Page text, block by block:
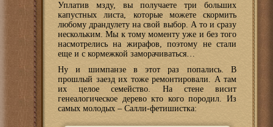
Уплатив мзду, вы получаете три больших
капустных листа, которые можете скормить
любому драндулету на свой выбор. А то и сразу
нескольким. Мы к тому моменту уже и без того
насмотрелись на жирафов, поэтому не стали
еще и с кормежкой заморачиваться…
Ну и шимпанзе в этот раз попались. В
прошлый заезд их тоже ремонтировали. А там
их целое семейство. На стене висит
генеалогическое дерево кто кого породил. Из
самых молодых – Салли-фетишистка: